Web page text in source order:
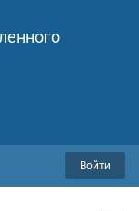
Войти